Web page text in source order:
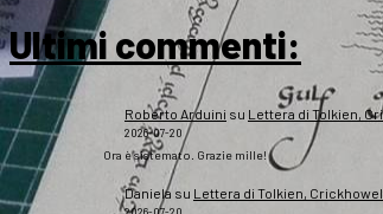
Ultimi commenti:
Roberto Arduini su Lettera di Tolkien,
2026-07-20
Ora è sistemato. Grazie mille!
Daniela su Lettera di Tolkien,